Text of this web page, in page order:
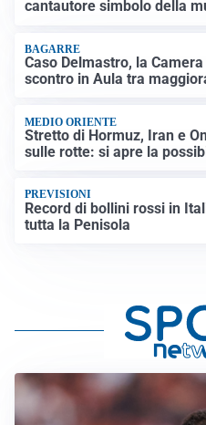
cantautore simbolo della
BAGARRE
Caso Delmastro, la
scontro in Aula tra
MEDIO ORIENTE
Stretto di Hormuz, Iran e
sulle rotte: si apre la
PREVISIONI
Record di bollini rossi in
tutta la Penisola